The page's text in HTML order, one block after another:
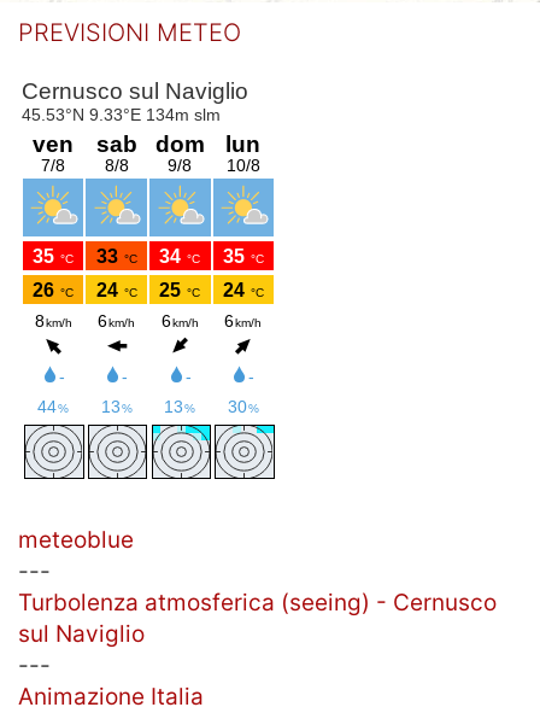
PREVISIONI METEO
meteoblue
---
Turbolenza atmosferica (seeing) - Cernusco
sul Naviglio
---
Animazione Italia